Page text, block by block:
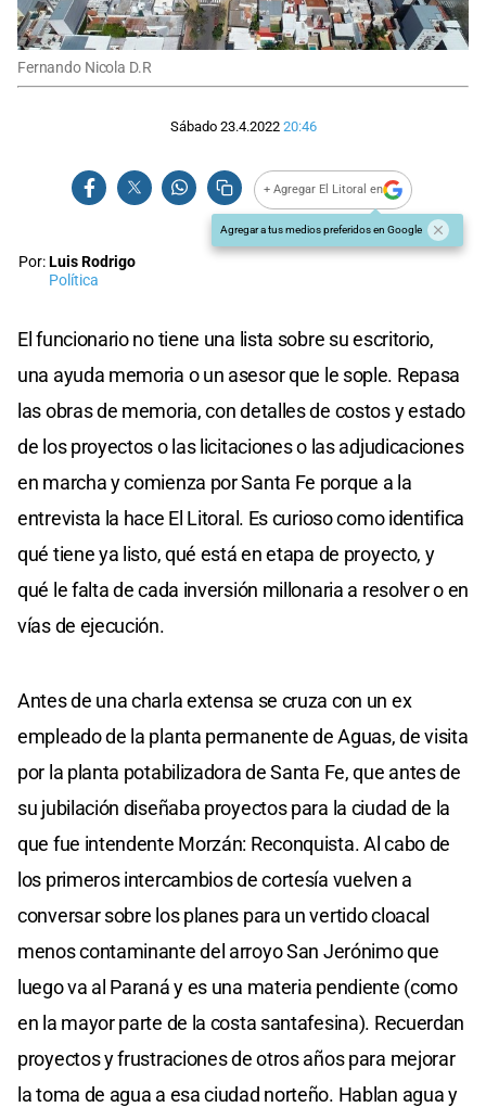
Fernando Nicola D.R
Sábado 23.4.2022 20:46
+ Agregar El Litoral en
Agregar a tus medios preferidos en Google
Por:Luis Rodrigo
Política
El funcionario no tiene una lista sobre su escritorio,
una ayuda memoria o un asesor que le sople. Repasa
las obras de memoria, con detalles de costos y estado
de los proyectos o las licitaciones o las adjudicaciones
en marcha y comienza por Santa Fe porque a la
entrevista la hace El Litoral. Es curioso como identifica
qué tiene ya listo, qué está en etapa de proyecto, y
qué le falta de cada inversión millonaria a resolver o en
vías de ejecución.
Antes de una charla extensa se cruza con un ex
empleado de la planta permanente de Aguas, de visita
por la planta potabilizadora de Santa Fe, que antes de
su jubilación diseñaba proyectos para la ciudad de la
que fue intendente Morzán: Reconquista. Al cabo de
los primeros intercambios de cortesía vuelven a
conversar sobre los planes para un vertido cloacal
menos contaminante del arroyo San Jerónimo que
luego va al Paraná y es una materia pendiente (como
en la mayor parte de la costa santafesina). Recuerdan
proyectos y frustraciones de otros años para mejorar
la toma de agua a esa ciudad norteño. Hablan agua y